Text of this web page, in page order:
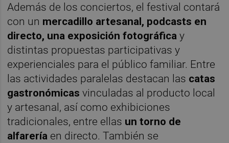
Además de los conciertos, el festival contará
con un mercadillo artesanal, podcasts en
directo, una exposición fotográfica y
distintas propuestas participativas y
experienciales para el público familiar. Entre
las actividades paralelas destacan las catas
gastronómicas vinculadas al producto local
y artesanal, así como exhibiciones
tradicionales, entre ellas un torno de
alfarería en directo. También se